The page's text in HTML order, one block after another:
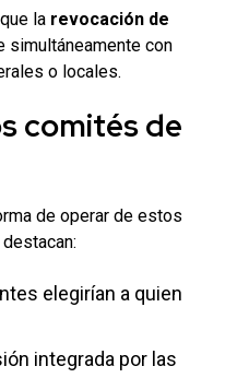
la revocación de
simultáneamente con
o locales.
comités de
de operar de estos
elegirían a quien
integrada por las